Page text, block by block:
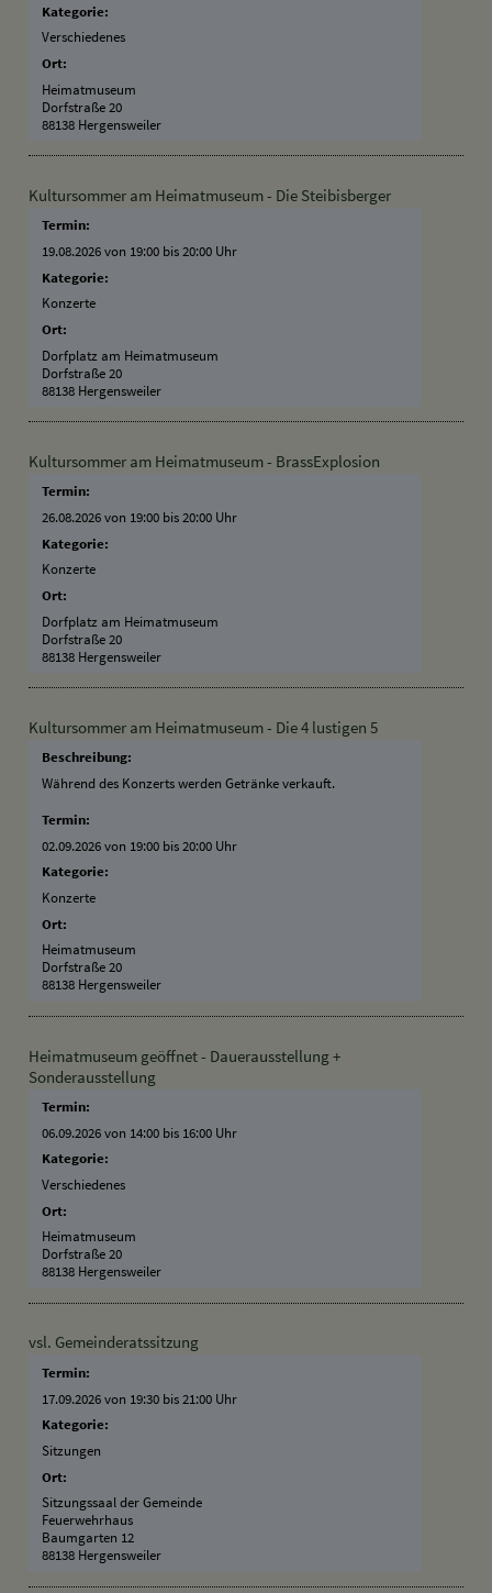
Kategorie:
Verschiedenes
Ort:
Heimatmuseum
Dorfstraße 20
88138 Hergensweiler
Kultursommer am Heimatmuseum - Die Steibisberger
Termin:
19.08.2026 von 19:00 bis 20:00 Uhr
Kategorie:
Konzerte
Ort:
Dorfplatz am Heimatmuseum
Dorfstraße 20
88138 Hergensweiler
Kultursommer am Heimatmuseum - BrassExplosion
Termin:
26.08.2026 von 19:00 bis 20:00 Uhr
Kategorie:
Konzerte
Ort:
Dorfplatz am Heimatmuseum
Dorfstraße 20
88138 Hergensweiler
Kultursommer am Heimatmuseum - Die 4 lustigen 5
Beschreibung:
Während des Konzerts werden Getränke verkauft.
Termin:
02.09.2026 von 19:00 bis 20:00 Uhr
Kategorie:
Konzerte
Ort:
Heimatmuseum
Dorfstraße 20
88138 Hergensweiler
Heimatmuseum geöffnet - Dauerausstellung +
Sonderausstellung
Termin:
06.09.2026 von 14:00 bis 16:00 Uhr
Kategorie:
Verschiedenes
Ort:
Heimatmuseum
Dorfstraße 20
88138 Hergensweiler
vsl. Gemeinderatssitzung
Termin:
17.09.2026 von 19:30 bis 21:00 Uhr
Kategorie:
Sitzungen
Ort:
Sitzungssaal der Gemeinde
Feuerwehrhaus
Baumgarten 12
88138 Hergensweiler